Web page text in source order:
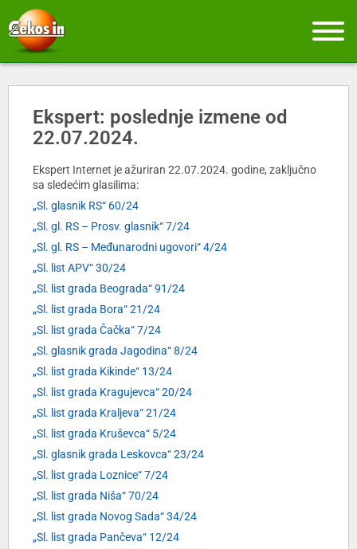
Ekspert: poslednje izmene od
22.07.2024.
Ekspert Internet je ažuriran 22.07.2024. godine, zaključno
sa sledećim glasilima:
„Sl. glasnik RS“ 60/24
„Sl. gl. RS – Prosv. glasnik“ 7/24
„Sl. gl. RS – Međunarodni ugovori“ 4/24
„Sl. list APV“ 30/24
„Sl. list grada Beograda“ 91/24
„Sl. list grada Bora“ 21/24
„Sl. list grada Čačka“ 7/24
„Sl. glasnik grada Jagodina“ 8/24
„Sl. list grada Kikinde“ 13/24
„Sl. list grada Kragujevca“ 20/24
„Sl. list grada Kraljeva“ 21/24
„Sl. list grada Kruševca“ 5/24
„Sl. glasnik grada Leskovca“ 23/24
„Sl. list grada Loznice“ 7/24
„Sl. list grada Niša“ 70/24
„Sl. list grada Novog Sada“ 34/24
„Sl. list grada Pančeva“ 12/24